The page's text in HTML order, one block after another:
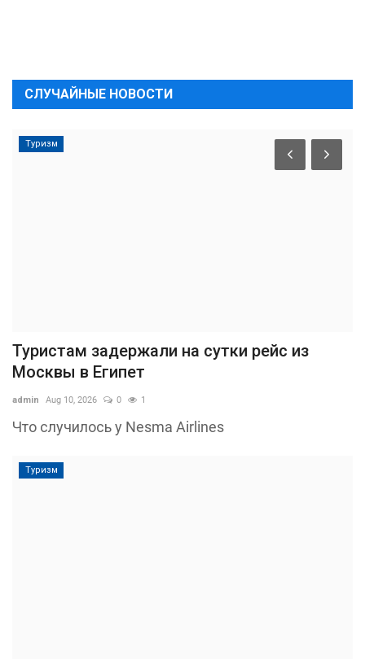
СЛУЧАЙНЫЕ НОВОСТИ
Туризм
Туристам задержали на сутки рейс из
Москвы в Египет
admin Aug 10, 2026 0 1
Что случилось у Nesma Airlines
Туризм